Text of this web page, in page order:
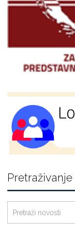
Pretraživanje